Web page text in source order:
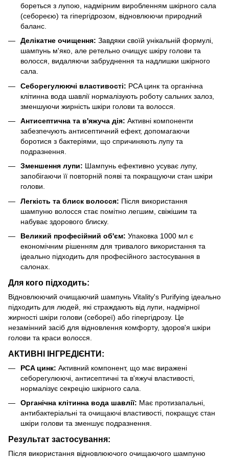
бореться з лупою, надмірним виробленням шкірного сала
(себореєю) та гіпергідрозом, відновлюючи природний
баланс.
Делікатне очищення: Завдяки своїй унікальній формулі,
шампунь м'яко, але ретельно очищує шкіру голови та
волосся, видаляючи забруднення та надлишки шкірного
сала.
Себорегулюючі властивості: PCA цинк та органічна
клітинна вода шавлії нормалізують роботу сальних залоз,
зменшуючи жирність шкіри голови та волосся.
Антисептична та в'яжуча дія: Активні компоненти
забезпечують антисептичний ефект, допомагаючи
боротися з бактеріями, що спричиняють лупу та
подразнення.
Зменшення лупи: Шампунь ефективно усуває лупу,
запобігаючи її повторній появі та покращуючи стан шкіри
голови.
Легкість та блиск волосся: Після використання
шампуню волосся стає помітно легшим, свіжішим та
набуває здорового блиску.
Великий професійний об'єм: Упаковка 1000 мл є
економічним рішенням для тривалого використання та
ідеально підходить для професійного застосування в
салонах.
Для кого підходить:
Відновлюючий очищаючий шампунь Vitality's Purifying ідеально
підходить для людей, які страждають від лупи, надмірної
жирності шкіри голови (себореї) або гіпергідрозу. Це
незамінний засіб для відновлення комфорту, здоров'я шкіри
голови та краси волосся.
АКТИВНІ ІНГРЕДІЄНТИ:
PCA цинк: Активний компонент, що має виражені
себорегулюючі, антисептичні та в'яжучі властивості,
нормалізує секрецію шкірного сала.
Органічна клітинна вода шавлії: Має протизапальні,
антибактеріальні та очищаючі властивості, покращує стан
шкіри голови та зменшує подразнення.
Результат застосування:
Після використання відновлюючого очищаючого шампуню